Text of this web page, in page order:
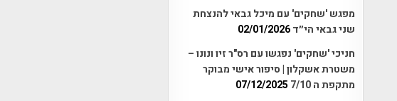
מפגש 'שחקים' עם מיכל גבאי להנצחת
שני גבאי הי״ד02/01/2026
חניכי 'שחקים' נפגשו עם רס"ר זיו ונונו –
משטרת אשקלון | סיפור אישי מבוקר
מתקפת ה 7/10
07/12/2025